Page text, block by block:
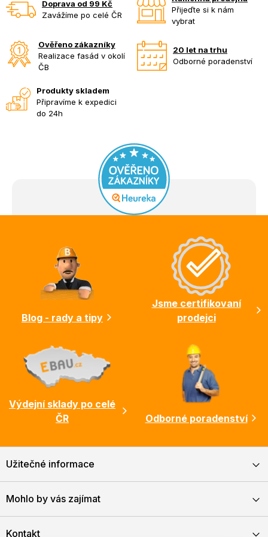
Doprava od 99 Kč
Zavážíme po celé ČR
Přijeďte si k nám
vybrat
Ověřeno zákazníky
Realizace fasád v okolí
ČB
20 let na trhu
Odborné poradenství
Produkty skladem
Připravíme k expedici
do 24h
Blog - rady a tipy
Jsme certifikovaní
prodejci
Výdejní sklady po celé
ČR
Odborné poradenství
Užitečné informace
Mohlo by vás zajímat
Kontakt